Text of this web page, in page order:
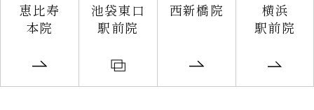
恵比寿
本院
池袋東口
駅前院
西新橋院
横浜
駅前院